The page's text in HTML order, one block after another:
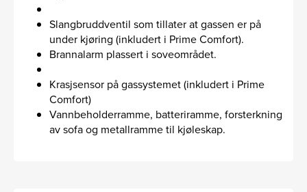
Slangbruddventil som tillater at gassen er på
under kjøring (inkludert i Prime Comfort).
Brannalarm plassert i soveområdet.
Krasjsensor på gassystemet (inkludert i Prime
Comfort)
Vannbeholderramme, batteriramme, forsterkning
av sofa og metallramme til kjøleskap.